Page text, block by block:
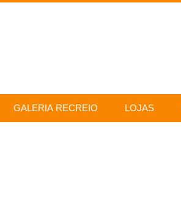
GALERIA RECREIO LOJAS